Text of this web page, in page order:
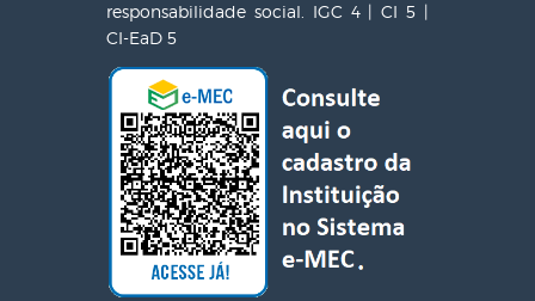
responsabilidade social. IGC 4 | CI 5 |
CI-EaD 5